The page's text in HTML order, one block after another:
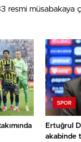
resmi müsabakaya
SPOR
Ertuğrul
akabinde